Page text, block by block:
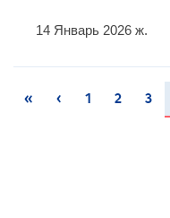
14 Январь 2026 ж.
« ‹ 1 2 3